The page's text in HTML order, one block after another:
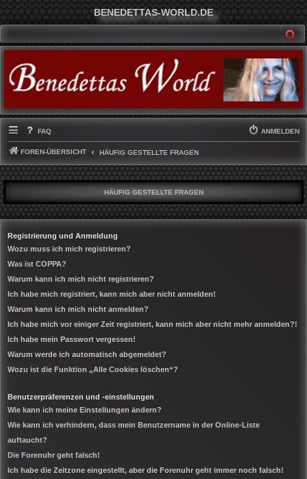
BENEDETTAS-WORLD.DE
FAQ ANMELDEN
FOREN-ÜBERSICHT HÄUFIG GESTELLTE FRAGEN
HÄUFIG GESTELLTE FRAGEN
Registrierung und Anmeldung
Wozu muss ich mich registrieren?
Was ist COPPA?
Warum kann ich mich nicht registrieren?
Ich habe mich registriert, kann mich aber nicht anmelden!
Warum kann ich mich nicht anmelden?
Ich habe mich vor einiger Zeit registriert, kann mich aber nicht mehr anmelden?!
Ich habe mein Passwort vergessen!
Warum werde ich automatisch abgemeldet?
Wozu ist die Funktion „Alle Cookies löschen“?
Benutzerpräferenzen und -einstellungen
Wie kann ich meine Einstellungen ändern?
Wie kann ich verhindern, dass mein Benutzername in der Online-Liste
auftaucht?
Die Forenuhr geht falsch!
Ich habe die Zeitzone eingestellt, aber die Forenuhr geht immer noch falsch!